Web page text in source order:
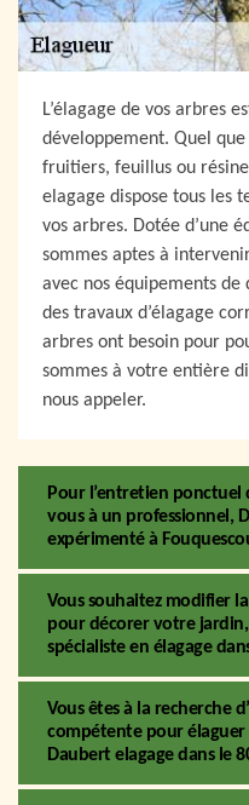
L’élagage de vos arbres
développement. Quel
fruitiers, feuillus ou
elagage dispose tous les
vos arbres. Dotée d’une
sommes aptes à
avec nos équipements de
des travaux d’élagage
arbres ont besoin pour
sommes à votre entière
nous appeler.
Pour l’entretien ponctuel
vous à un professionnel,
expérimenté à
Vous souhaitez modifier
pour décorer votre
spécialiste en élagage
Vous êtes à la recherche
compétente pour élaguer
Daubert elagage dans le